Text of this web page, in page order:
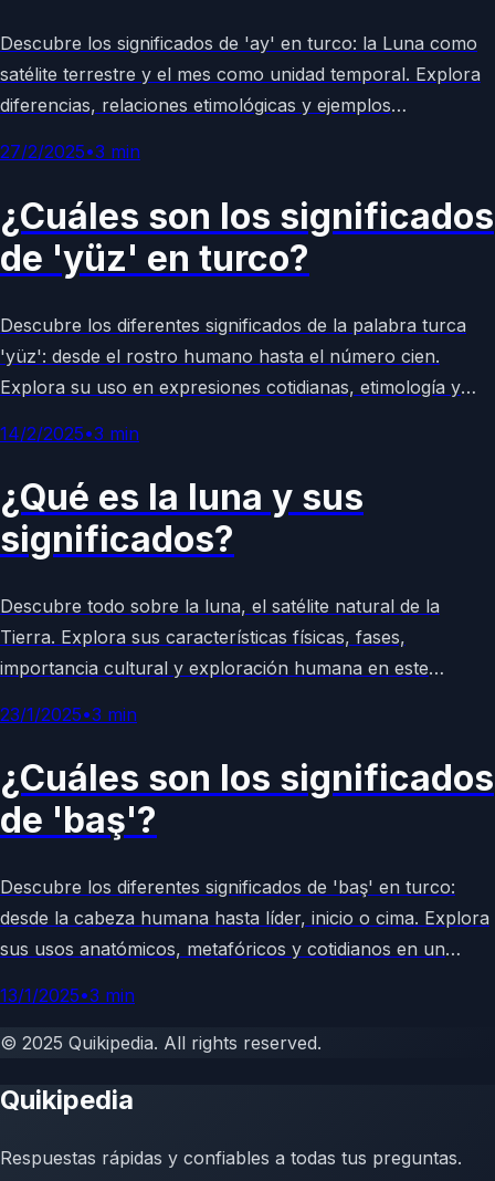
Descubre los significados de 'ay' en turco: la Luna como
satélite terrestre y el mes como unidad temporal. Explora
diferencias, relaciones etimológicas y ejemplos
27/2/2025•3 min
¿Cuáles son los significados
de 'yüz' en turco?
Descubre los diferentes significados de la palabra turca
'yüz': desde el rostro humano hasta el número cien.
Explora su uso en expresiones cotidianas, etimología y
completo y accesible.
14/2/2025•3 min
¿Qué es la luna y sus
significados?
Descubre todo sobre la luna, el satélite natural de la
Tierra. Explora sus características físicas, fases,
importancia cultural y exploración humana en este
cosmos!
23/1/2025•3 min
¿Cuáles son los significados
de 'baş'?
Descubre los diferentes significados de 'baş' en turco:
desde la cabeza humana hasta líder, inicio o cima. Explora
sus usos anatómicos, metafóricos y cotidianos en un
13/1/2025•3 min
© 2025 Quikipedia. All rights reserved.
Quikipedia
Respuestas rápidas y confiables a todas tus preguntas.